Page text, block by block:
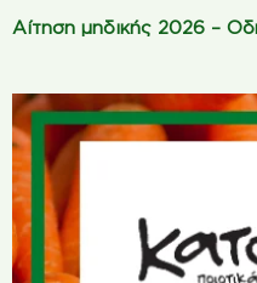
Αίτηση μηδικής 2026 –